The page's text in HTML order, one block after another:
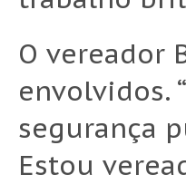
O vereador
envolvidos.
segurança
Estou